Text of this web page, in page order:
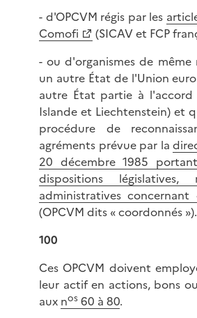
- d'OPCVM régis par les
Comofi
(SICAV et FCP
- ou d'organismes de
un autre État de l'Union
autre État partie à l'accord
Islande et Liechtenstein) et
procédure de
agréments prévue par la
20 décembre 1985
dispositions législatives,
administratives concernant
(OPCVM dits « coordonnés »).
100
Ces OPCVM doivent
leur actif en actions, bons
aux nos 60 à 80.